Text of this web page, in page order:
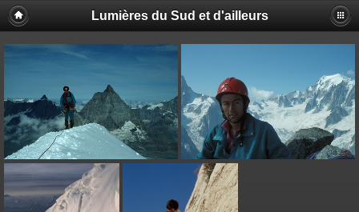
Lumières du Sud et d'ailleurs